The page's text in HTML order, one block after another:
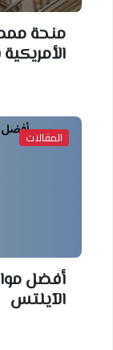
منحة
الأمريكية
المقالات
أفضل
الآيلتس